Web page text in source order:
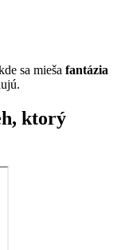
sa mieša fantázia
ktorý